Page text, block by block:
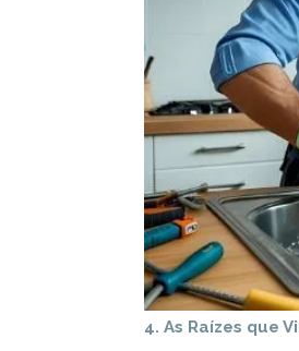
4. As Raízes que